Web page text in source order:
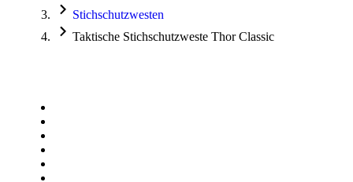
Stichschutzwesten
Taktische Stichschutzweste Thor Classic